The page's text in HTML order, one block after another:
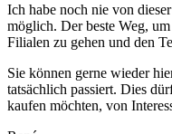
Ich habe noch nie von
möglich. Der beste Weg,
Filialen zu gehen und den
Sie können gerne wieder
tatsächlich passiert. Dies
kaufen möchten, von